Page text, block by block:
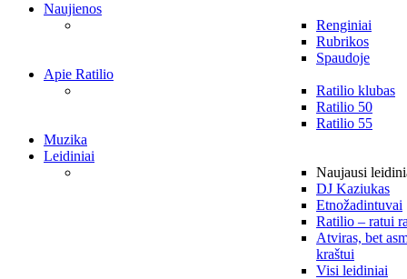
Naujienos
Renginiai
Rubrikos
Spaudoje
Apie Ratilio
Ratilio klubas
Ratilio 50
Ratilio 55
Muzika
Leidiniai
Naujausi
DJ Kaziukas
Etnožadintuvai
Ratilio – ratui
Atviras, bet
kraštui
Visi leidiniai